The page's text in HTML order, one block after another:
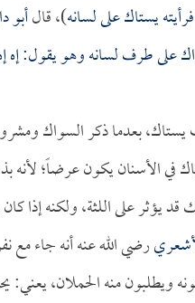
يستاك على لسانه)، قالأبو
طرف لسانه وهو يقول: إه
بعدما ذكر السواك
في الأسنان يكون عرضاً؛ لأنه
يؤثر على اللثة، ولكنه إذا
رضي الله عنه أنه جاء مع
ويطلبون منه الحملان،